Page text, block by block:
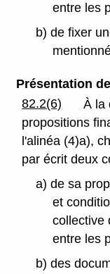
entre les
b) de fixer
Présentation
82.2(6)
À la
propositions
l'alinéa (4)a),
par écrit deux
a) de sa
et
collective
entre les
b) des